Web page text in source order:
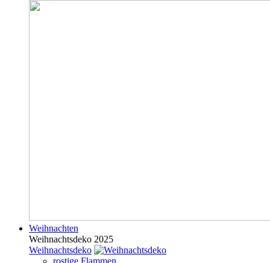
Weihnachten
Weihnachtsdeko 2025
Weihnachtsdeko
rostige Flammen